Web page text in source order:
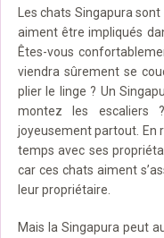
Les chats Singapura
aiment être impliqués
Êtes-vous
viendra sûrement se
plier le linge ? Un
montez les escaliers
joyeusement partout. En
temps avec ses
car ces chats aiment
leur propriétaire.
Mais la Singapura peut